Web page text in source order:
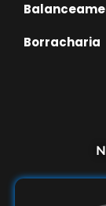
Borracharia